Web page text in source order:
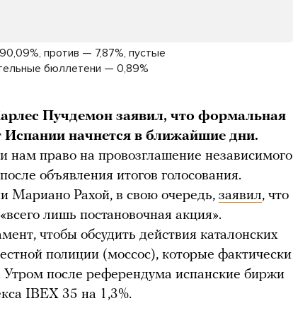
против — 7,87%, пустые
бюллетени — 0,89%
Пучдемон заявил, что формальная
Испании начнется в ближайшие дни.
нам право на провозглашение независимого
объявления итогов голосования.
Мариано Рахой, в свою очередь, заявил, что
лишь постановочная акция».
чтобы обсудить действия каталонских
полиции (моссос), которые фактически
Утром после референдума испанские биржи
IBEX 35 на 1,3%.